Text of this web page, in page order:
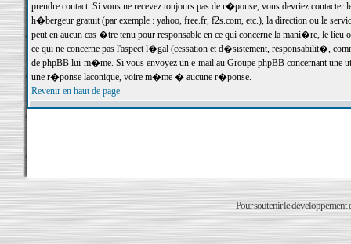
prendre contact. Si vous ne recevez toujours pas de r�ponse, vous devriez
h�bergeur gratuit (par exemple : yahoo, free.fr, f2s.com, etc.), la direction ou le
peut en aucun cas �tre tenu pour responsable en ce qui concerne la mani�re, le
ce qui ne concerne pas l'aspect l�gal (cessation et d�sistement, responsabilit�,
de phpBB lui-m�me. Si vous envoyez un e-mail au Groupe phpBB concernant une
une r�ponse laconique, voire m�me � aucune r�ponse.
Revenir en haut de page
Pour soutenir le développement